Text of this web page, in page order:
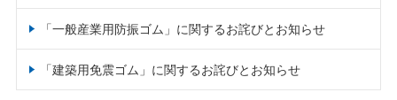
「一般産業用防振ゴム」に関するお詫びとお知らせ
「建築用免震ゴム」に関するお詫びとお知らせ